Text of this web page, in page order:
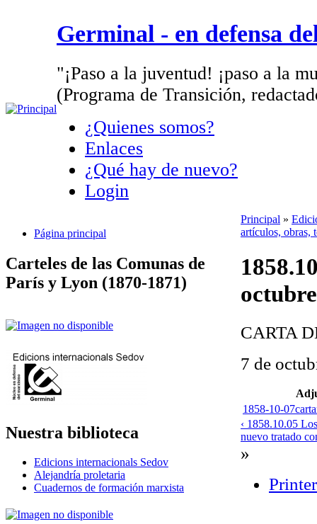
Germinal - en defensa
"¡Paso a la juventud! ¡paso a la
(Programa de Transición,
¿Quienes somos?
Enlaces
¿Qué hay de nuevo?
Login
Página principal
Carteles de las Comunas de
París y Lyon (1870-1871)
Nuestra biblioteca
Edicions internacionals Sedov
Alejandría proletaria
Cuadernos de formación marxista
Principal »
artículos, obras,
CARTA
7 de
1858-10-
‹ 1858.10.05
nuevo tratado
»